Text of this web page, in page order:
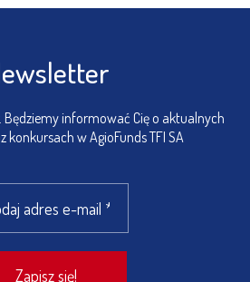
Będziemy informować Cię o aktualnych
konkursach w AgioFunds TFI SA